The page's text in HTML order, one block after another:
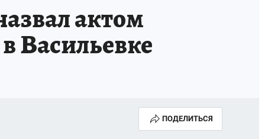
ПОТРЕБИТЕЛЯ актом
Васильевке
ПОДЕЛИТЬСЯ